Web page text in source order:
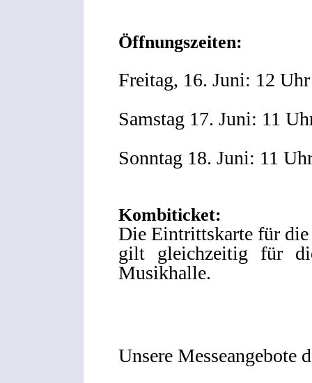
Öffnungszeiten:
Freitag, 16. Juni: 12
Samstag 17. Juni: 11
Sonntag 18. Juni: 11
Kombiticket:
Die Eintrittskarte für die
gilt gleichzeitig für
Musikhalle.
Unsere Messeangebote